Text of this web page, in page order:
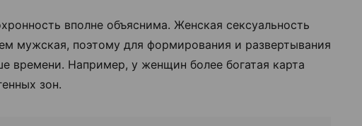
вполне объяснима. Женская сексуальность
мужская, поэтому для формирования и развертывания
времени. Например, у женщин более богатая карта
зон.